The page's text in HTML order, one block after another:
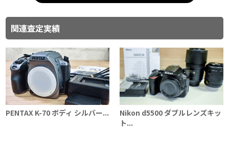
関連査定実績
PENTAX K-70 ボディ シルバー...
Nikon d5500 ダブルレンズキッ
ト...